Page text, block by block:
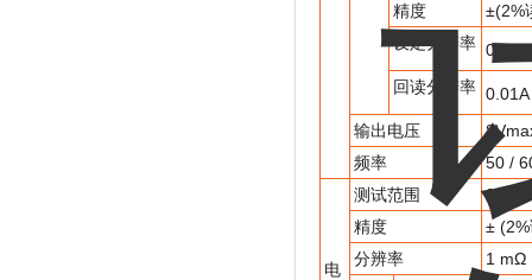
精度
±(2%
设定分辨率 0.01A
回读分辨率 0.01A
输出电压
频率
50 /
电
测试范围
0-
精度
±
分辨率
1 mΩ